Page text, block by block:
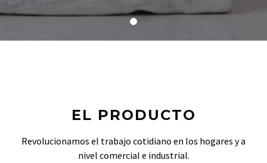
EL PRODUCTO
Revolucionamos el trabajo cotidiano en los hogares y a
nivel comercial e industrial.